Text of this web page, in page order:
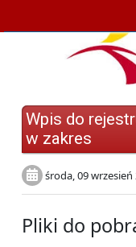
Wpis do
w zakres
środa, 09 wrzesień
Pliki do